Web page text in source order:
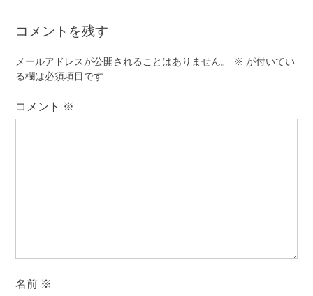
ー
シ
ョ
コメントを残す
メールアドレスが公開されることはありません。 ※ が付いてい
る欄は必須項目です
コメント ※
名前 ※